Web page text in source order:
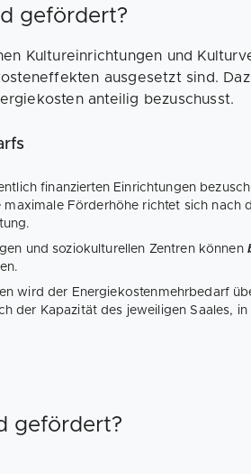
gefördert?
Kultureinrichtungen und
ausgesetzt sind.
anteilig bezuschusst.
finanzierten Einrichtungen
maximale Förderhöhe richtet sich nach
und soziokulturellen Zentren können
wird der Energiekostenmehrbedarf
der Kapazität des jeweiligen Saales, in
gefördert?